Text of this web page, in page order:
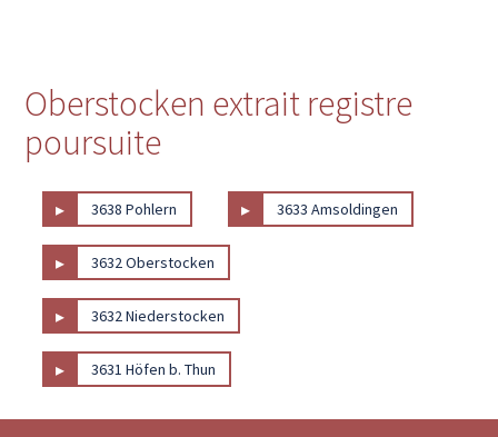
Oberstocken extrait registre
poursuite
▸ 3638 Pohlern ▸ 3633 Amsoldingen
▸ 3632 Oberstocken
▸ 3632 Niederstocken
▸ 3631 Höfen b. Thun